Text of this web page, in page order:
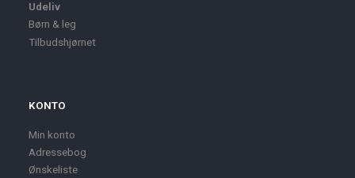
Udeliv
Børn & leg
Tilbudshjørnet
KONTO
Min konto
Adressebog
Ønskeliste